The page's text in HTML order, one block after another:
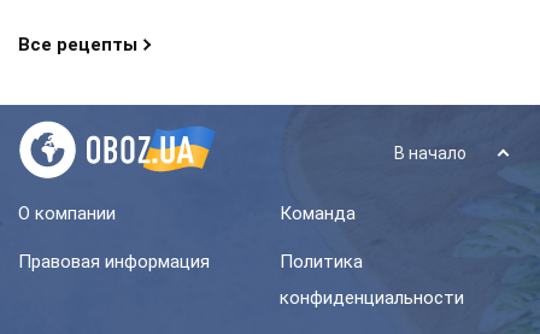
Все рецепты
В начало
О компании Команда
Правовая информация
Политика
конфиденциальности